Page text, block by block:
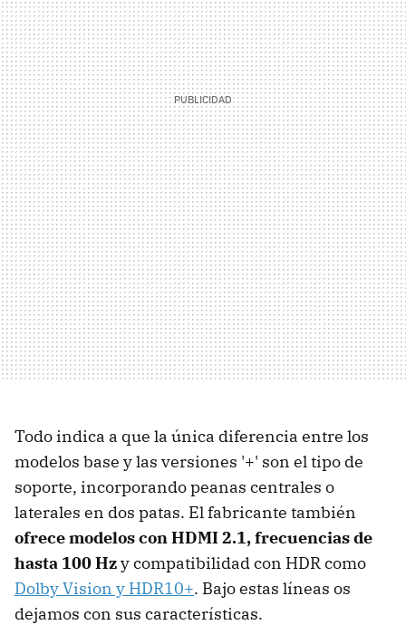
Todo indica a que la única diferencia entre los
modelos base y las versiones '+' son el tipo de
soporte, incorporando peanas centrales o
laterales en dos patas. El fabricante también
ofrece modelos con HDMI 2.1, frecuencias de
hasta 100 Hzy compatibilidad con HDR como
Dolby Vision y HDR10+. Bajo estas líneas os
dejamos con sus características.